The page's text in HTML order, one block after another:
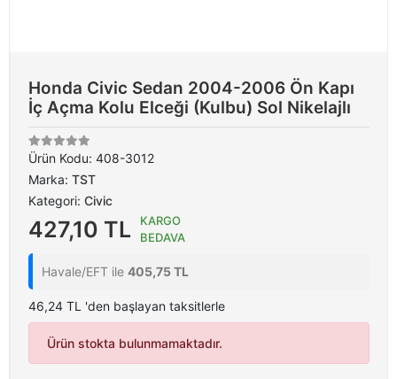
Honda Civic Sedan 2004-2006 Ön Kapı
İç Açma Kolu Elceği (Kulbu) Sol Nikelajlı
Ürün Kodu: 408-3012
Marka: TST
Kategori: Civic
427,10 TL
KARGO
BEDAVA
Havale/EFT ile 405,75 TL
46,24 TL 'den başlayan taksitlerle
Ürün stokta bulunmamaktadır.